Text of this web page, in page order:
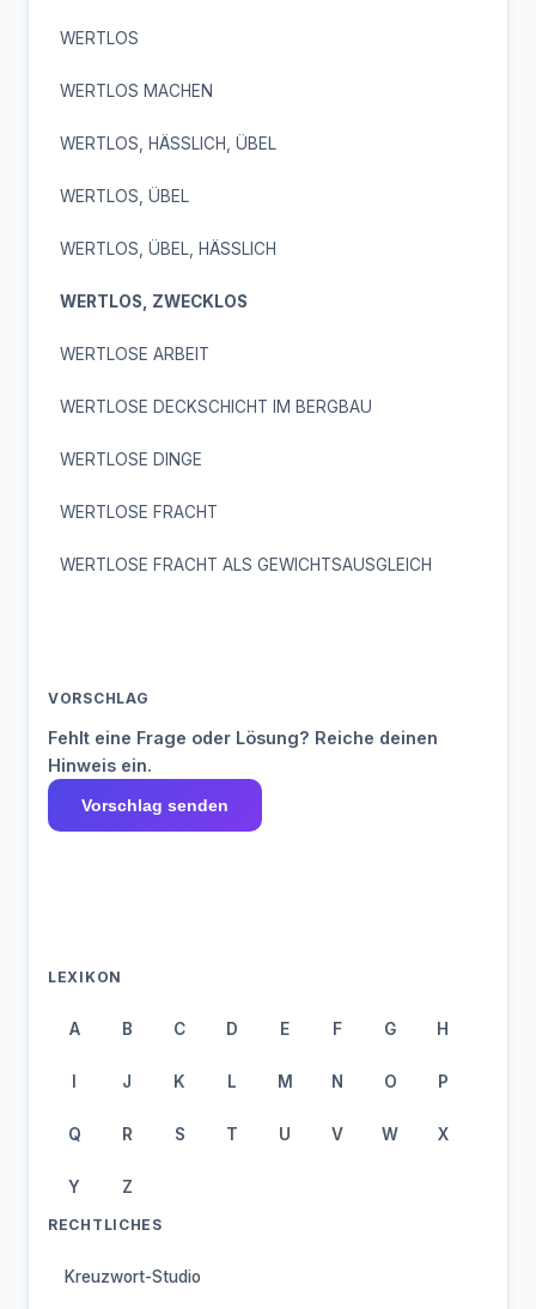
WERTLOS
WERTLOS MACHEN
WERTLOS, HÄSSLICH, ÜBEL
WERTLOS, ÜBEL
WERTLOS, ÜBEL, HÄSSLICH
WERTLOS, ZWECKLOS
WERTLOSE ARBEIT
WERTLOSE DECKSCHICHT IM BERGBAU
WERTLOSE DINGE
WERTLOSE FRACHT
WERTLOSE FRACHT ALS GEWICHTSAUSGLEICH
VORSCHLAG
Fehlt eine Frage oder Lösung? Reiche deinen
Hinweis ein.
Vorschlag senden
LEXIKON
A B C D E F G H
I J K L M N O P
Q R S T U V W X
Y Z
RECHTLICHES
Kreuzwort-Studio